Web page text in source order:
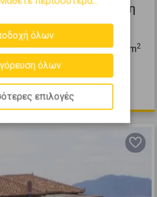
273τ.μ. προς πώληση
0 (Ισόγειο) 10 273 m2
όλων
όλων
επιλογές